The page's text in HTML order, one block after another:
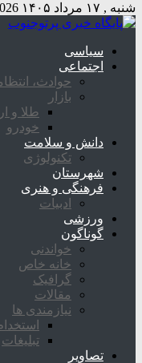
شنبه , ۱۷ مرداد ۱۴۰۵ - 08 - 08
سیاسی
اجتماعی
حوادث،
بازار
طلا و
خودرو
دانش و سلامت
تکنولوژی
شهرستان
فرهنگی و هنری
ادبیات
ورزشی
گوناگون
خواندنی
خانه خاص
گرافیک
مقالات
نیازمندی ها
تبلیغات
تصاویر